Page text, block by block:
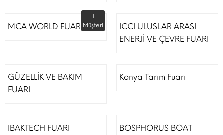
MCA WORLD FUARI
1
Müşteri
ICCI ULUSLAR ARASI
ENERJİ VE ÇEVRE FUARI
GÜZELLİK VE BAKIM
FUARI
Konya Tarım Fuarı
IBAKTECH FUARI
BOSPHORUS BOAT